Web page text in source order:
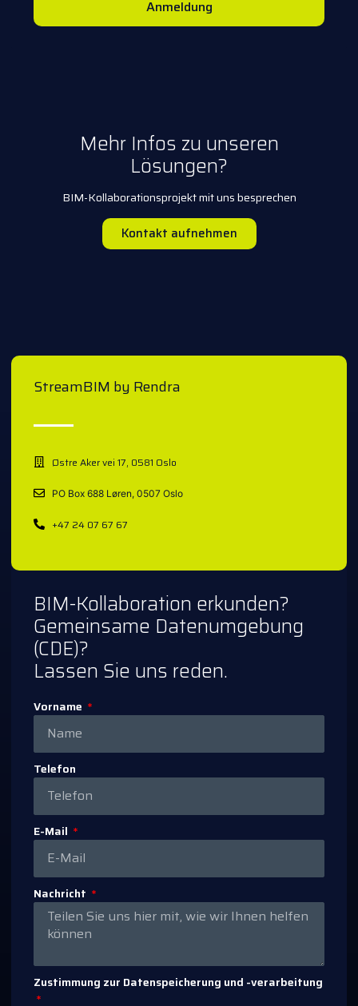
Anmeldung
Mehr Infos zu unseren
Lösungen?
BIM-Kollaborationsprojekt mit uns besprechen
Kontakt aufnehmen
StreamBIM by Rendra
Østre Aker vei 17, 0581 Oslo
PO Box 688 Løren, 0507 Oslo
+47 24 07 67 67
BIM-Kollaboration erkunden?
Gemeinsame Datenumgebung
(CDE)?
Lassen Sie uns reden.
Vorname
Telefon
E-Mail
Nachricht
Zustimmung zur Datenspeicherung und -verarbeitung